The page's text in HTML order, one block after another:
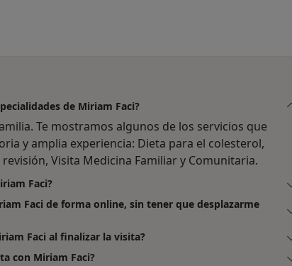
de Miriam Faci?
Te mostramos algunos de los servicios que
y amplia experiencia: Dieta para el colesterol,
Visita Medicina Familiar y Comunitaria.
Faci?
Faci de forma online, sin tener que desplazarme
Faci al finalizar la visita?
con Miriam Faci?